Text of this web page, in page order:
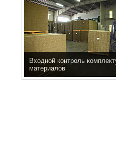
Входной контроль
материалов